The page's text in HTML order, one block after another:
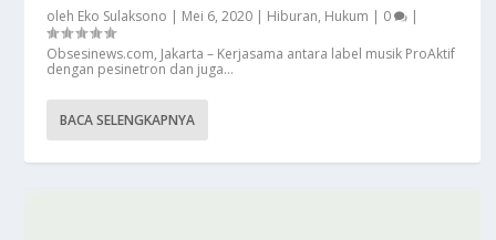
oleh Eko Sulaksono | Mei 6, 2020 | Hiburan, Hukum | 0
|
Obsesinews.com, Jakarta – Kerjasama antara label musik ProAktif
dengan pesinetron dan juga...
BACA SELENGKAPNYA